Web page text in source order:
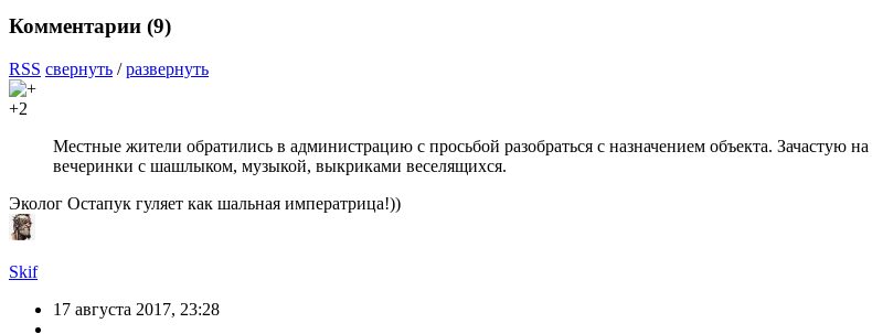
Комментарии (9)
RSS свернуть /развернуть
+2
Местные жители обратились в администрацию с просьбой разобраться с назначением объекта. Зачастую
вечеринки с шашлыком, музыкой, выкриками веселящихся.
Эколог Остапук гуляет как шальная императрица!))
Skif
17 августа 2017, 23:28